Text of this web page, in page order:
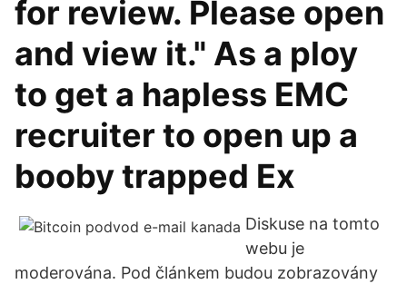
for review. Please open
and view it." As a ploy
to get a hapless EMC
recruiter to open up a
booby trapped Ex
Diskuse na tomto
webu je
moderována. Pod článkem budou zobrazovány